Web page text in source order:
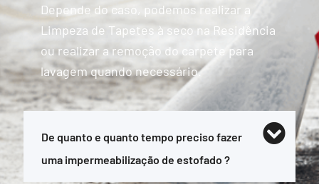
Depende do caso, podemos realizar a
Limpeza de Tapetes à seco na Residência
ou realizar a remoção do carpete para
lavagem quando necessário.
De quanto e quanto tempo preciso fazer
uma impermeabilização de estofado ?